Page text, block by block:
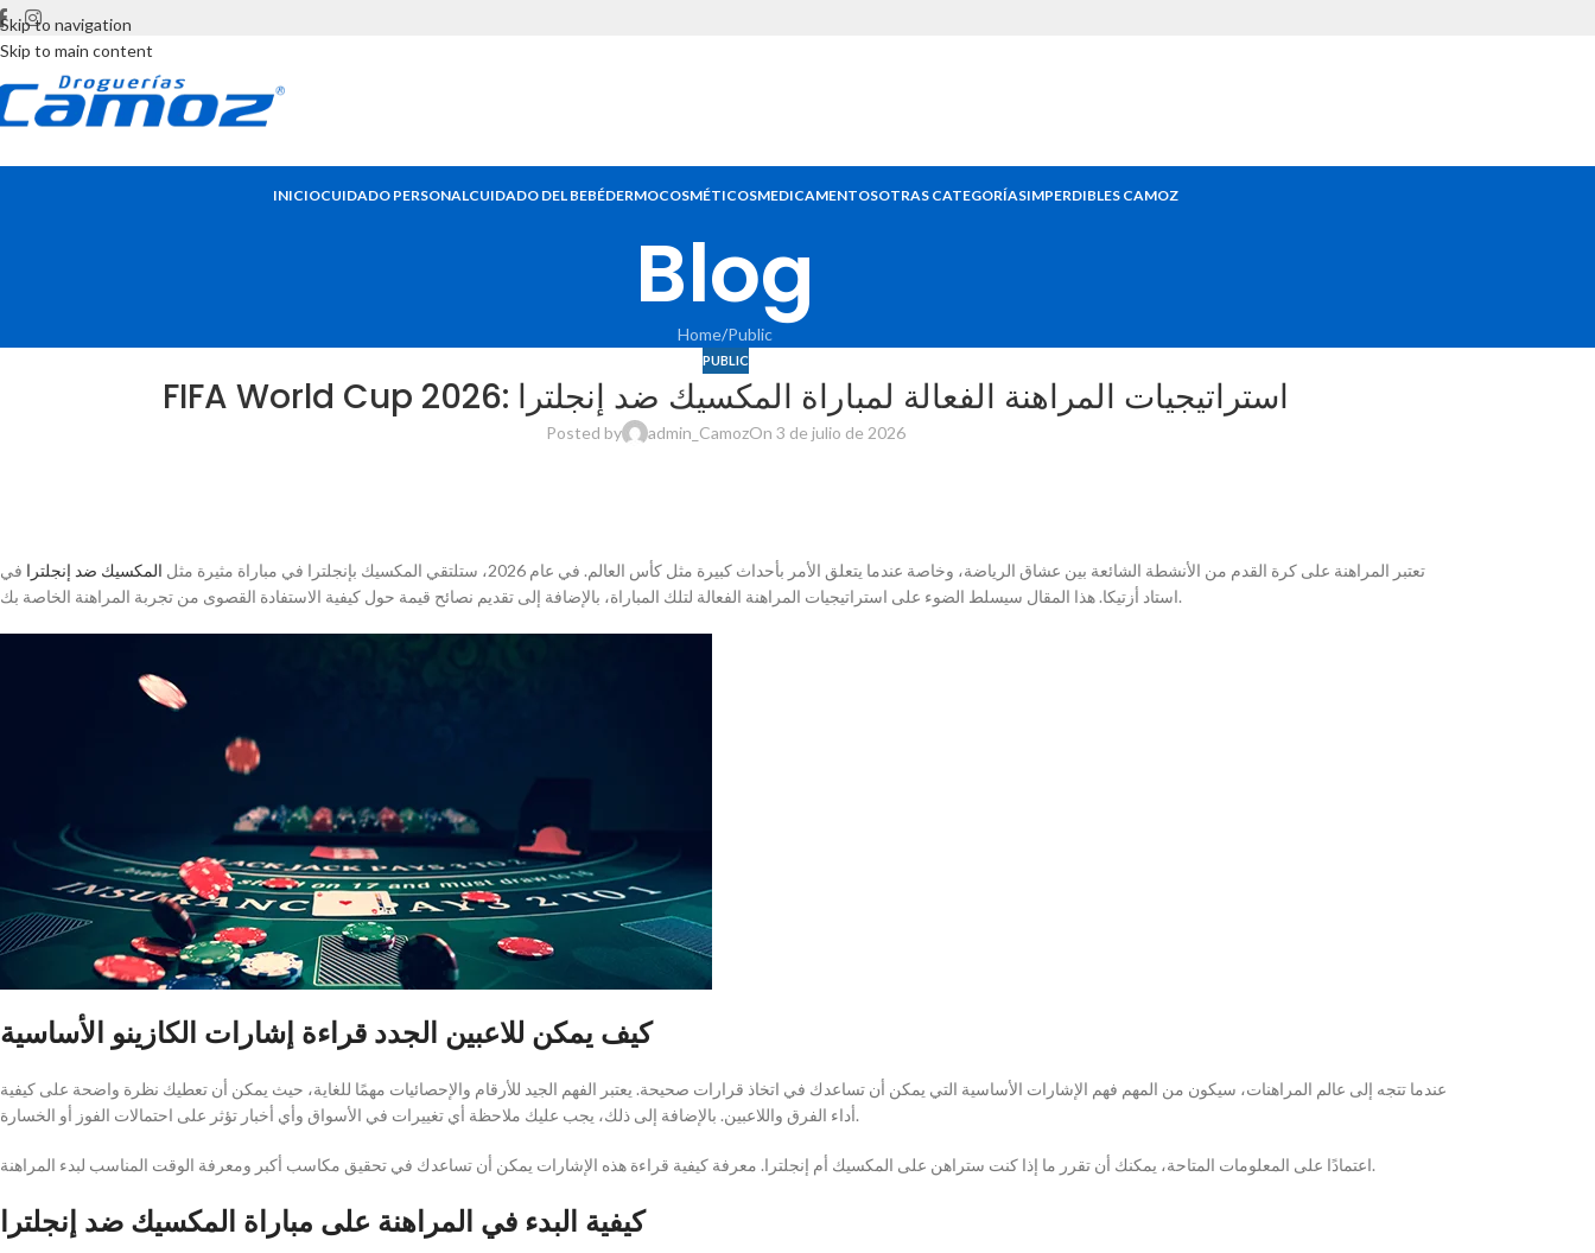
Skip to navigation
Skip to main content
INICIOCUIDADO PERSONALCUIDADO DEL BEBÉDERMOCOSMÉTICOSMEDICAMENTOSOTRAS CATEGORÍASIMPERDIBLES CAMOZ
Blog
Home Public
PUBLIC
FIFA World Cup 2026: استراتيجيات المراهنة الفعالة لمباراة المكسيك ضد إنجلترا
Posted by admin_CamozOn 3 de julio de 2026
تعتبر المراهنة على كرة القدم من الأنشطة الشائعة بين عشاق الرياضة، وخاصة عندما يتعلق الأمر بأحداث كبيرة مثل كأس العالم. في عام 2026، ستلتقي المكسيك بإنجلترا في مباراة مثيرة مثل المكسيك ضد إنجلترا في
استاد أزتيكا. هذا المقال سيسلط الضوء على استراتيجيات المراهنة الفعالة لتلك المباراة، بالإضافة إلى تقديم نصائح قيمة حول كيفية الاستفادة القصوى من تجربة المراهنة الخاصة بك.
كيف يمكن للاعبين الجدد قراءة إشارات الكازينو الأساسية
عندما تتجه إلى عالم المراهنات، سيكون من المهم فهم الإشارات الأساسية التي يمكن أن تساعدك في اتخاذ قرارات صحيحة. يعتبر الفهم الجيد للأرقام والإحصائيات مهمًا للغاية، حيث يمكن أن تعطيك نظرة واضحة على كيفية
أداء الفرق واللاعبين. بالإضافة إلى ذلك، يجب عليك ملاحظة أي تغييرات في الأسواق وأي أخبار تؤثر على احتمالات الفوز أو الخسارة.
اعتمادًا على المعلومات المتاحة، يمكنك أن تقرر ما إذا كنت ستراهن على المكسيك أم إنجلترا. معرفة كيفية قراءة هذه الإشارات يمكن أن تساعدك في تحقيق مكاسب أكبر ومعرفة الوقت المناسب لبدء المراهنة.
كيفية البدء في المراهنة على مباراة المكسيك ضد إنجلترا